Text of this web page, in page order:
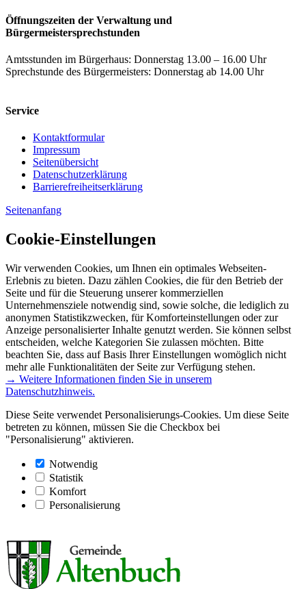
Öffnungszeiten der Verwaltung und
Bürgermeistersprechstunden
Amtsstunden im Bürgerhaus: Donnerstag 13.00 – 16.00 Uhr
Sprechstunde des Bürgermeisters: Donnerstag ab 14.00 Uhr
Service
Kontaktformular
Impressum
Seitenübersicht
Datenschutzerklärung
Barrierefreiheitserklärung
Seitenanfang
Cookie-Einstellungen
Wir verwenden Cookies, um Ihnen ein optimales Webseiten-
Erlebnis zu bieten. Dazu zählen Cookies, die für den Betrieb der
Seite und für die Steuerung unserer kommerziellen
Unternehmensziele notwendig sind, sowie solche, die lediglich zu
anonymen Statistikzwecken, für Komforteinstellungen oder zur
Anzeige personalisierter Inhalte genutzt werden. Sie können selbst
entscheiden, welche Kategorien Sie zulassen möchten. Bitte
beachten Sie, dass auf Basis Ihrer Einstellungen womöglich nicht
mehr alle Funktionalitäten der Seite zur Verfügung stehen.
→ Weitere Informationen finden Sie in unserem
Datenschutzhinweis.
Diese Seite verwendet Personalisierungs-Cookies. Um diese Seite
betreten zu können, müssen Sie die Checkbox bei
"Personalisierung" aktivieren.
Notwendig
Statistik
Komfort
Personalisierung